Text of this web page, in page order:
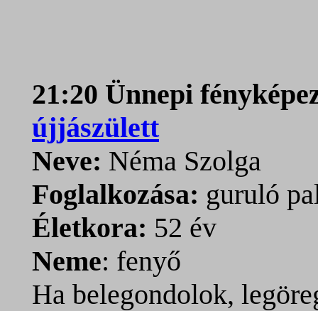
21:20 Ünnepi
újjászülett
Neve: Néma Szolga
Foglalkozása: guruló
Életkora: 52 év
Neme: fenyő
Ha belegondolok,